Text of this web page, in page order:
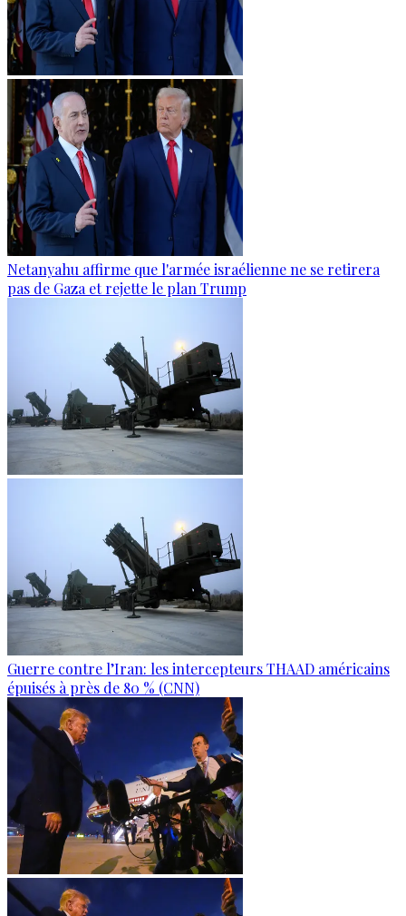
Netanyahu affirme que l'armée israélienne ne se retirera
pas de Gaza et rejette le plan Trump
Guerre contre l’Iran: les intercepteurs THAAD américains
épuisés à près de 80 % (CNN)